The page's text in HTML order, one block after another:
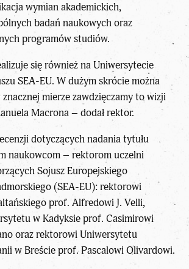
wymian akademickich,
badań naukowych oraz
programów studiów.
się również na Uniwersytecie
SEA-EU. W dużym skrócie można
mierze zawdzięczamy to wizji
Macrona– dodał rektor.
dotyczących nadania tytułu
naukowcom – rektorom uczelni
Sojusz Europejskiego
(SEA-EU): rektorowi
prof. Alfredowi J. Velli,
w Kadyksie prof. Casimirowi
oraz rektorowi Uniwersytetu
w Breście prof. Pascalowi Olivardowi.